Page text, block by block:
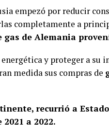
empezó por reducir
completamente a
gas de Alemania
y proteger a su
medida sus compras de
recurrió a
a 2022.